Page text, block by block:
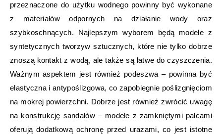
przeznaczone do użytku wodnego powinny być wykonane
z materiałów odpornych na działanie wody oraz
szybkoschnących. Najlepszym wyborem będą modele z
syntetycznych tworzyw sztucznych, które nie tylko dobrze
znoszą kontakt z wodą, ale także są łatwe do czyszczenia.
Ważnym aspektem jest również podeszwa – powinna być
elastyczna i antypoślizgowa, co zapobiegnie poślizgnięciom
na mokrej powierzchni. Dobrze jest również zwrócić uwagę
na konstrukcję sandałów – modele z zamkniętymi palcami
oferują dodatkową ochronę przed urazami, co jest istotne